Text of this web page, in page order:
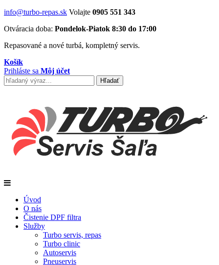
info@turbo-repas.sk Volajte 0905 551 343
Otváracia doba: Pondelok-Piatok 8:30 do 17:00
Repasované a nové turbá, kompletný servis.
Košík
Prihláste sa Môj účet
Úvod
O nás
Čistenie DPF filtra
Služby
Turbo servis, repas
Turbo clinic
Autoservis
Pneuservis